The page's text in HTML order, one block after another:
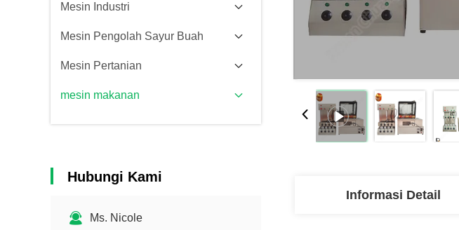
Mesin Industri
Mesin Pengolah Sayur Buah
Mesin Pertanian
mesin makanan
Hubungi Kami
Ms. Nicole
Informasi Detail